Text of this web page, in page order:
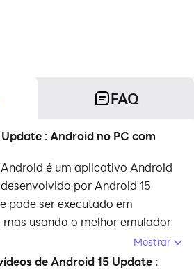
FAQ
: Android no PC com
é um aplicativo Android
por Android 15
pode ser executado em
usando o melhor emulador
você pode baixar e jogar
no seu computador.
Mostrar
de Android 15 Update :